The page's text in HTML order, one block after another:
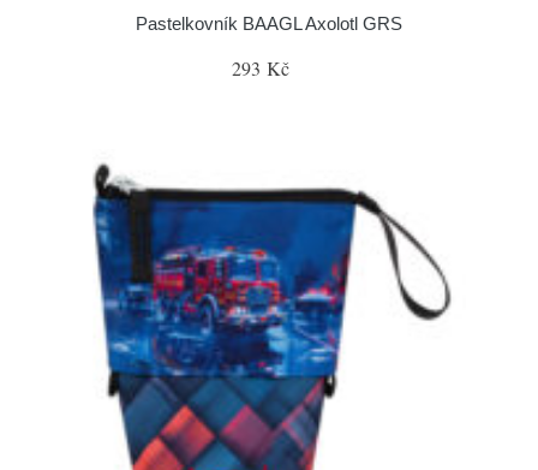
Pastelkovník BAAGL Axolotl GRS
293 Kč